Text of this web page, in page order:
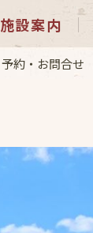
施設案内
予約・お問合せ